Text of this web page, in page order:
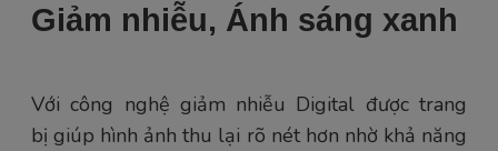
Giảm nhiễu, Ánh sáng xanh
Với công nghệ giảm nhiễu Digital được trang
bị giúp hình ảnh thu lại rõ nét hơn nhờ khả năng